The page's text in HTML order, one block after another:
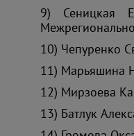
9) Сеницкая
10) Чепуренко
11) Марьяшина
12) Мирзоева
13) Батлук